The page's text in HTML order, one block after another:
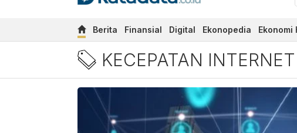
Berita Finansial Digital Ekonopedia Ekonomi
Berita kecepatan internet
KECEPATAN INTERNET